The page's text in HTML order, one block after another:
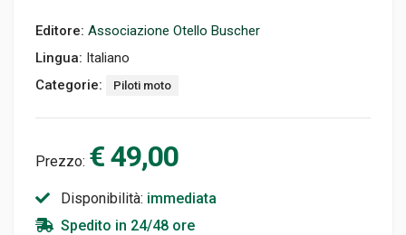
Editore: Associazione Otello Buscher
Lingua: Italiano
Categorie:
Piloti moto
Prezzo: € 49,00
Disponibilità: immediata
Spedito in 24/48 ore